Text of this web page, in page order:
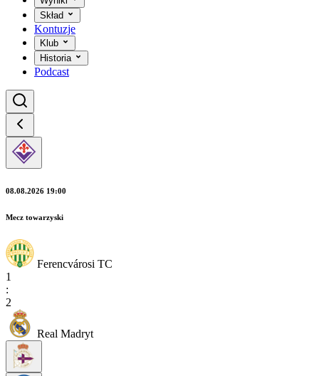
Skład
Kontuzje
Klub
Historia
Podcast
08.08.2026 19:00
Mecz towarzyski
Ferencvárosi TC
1
:
2
Real Madryt